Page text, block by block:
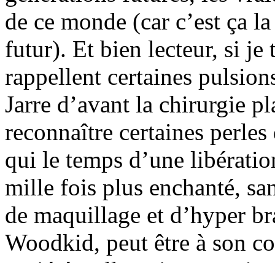
de ce monde (car c’est ça
futur). Et bien lecteur, si je
rappellent certaines
Jarre d’avant la chirurgie
reconnaître certaines
qui le temps d’une
mille fois plus enchanté,
de maquillage et d’hyper
Woodkid, peut être à son